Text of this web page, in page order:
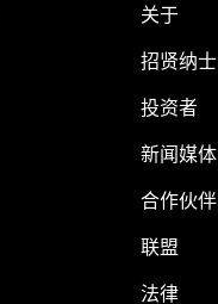
关于
招贤纳士
投资者
新闻媒体
合作伙伴
联盟
法律